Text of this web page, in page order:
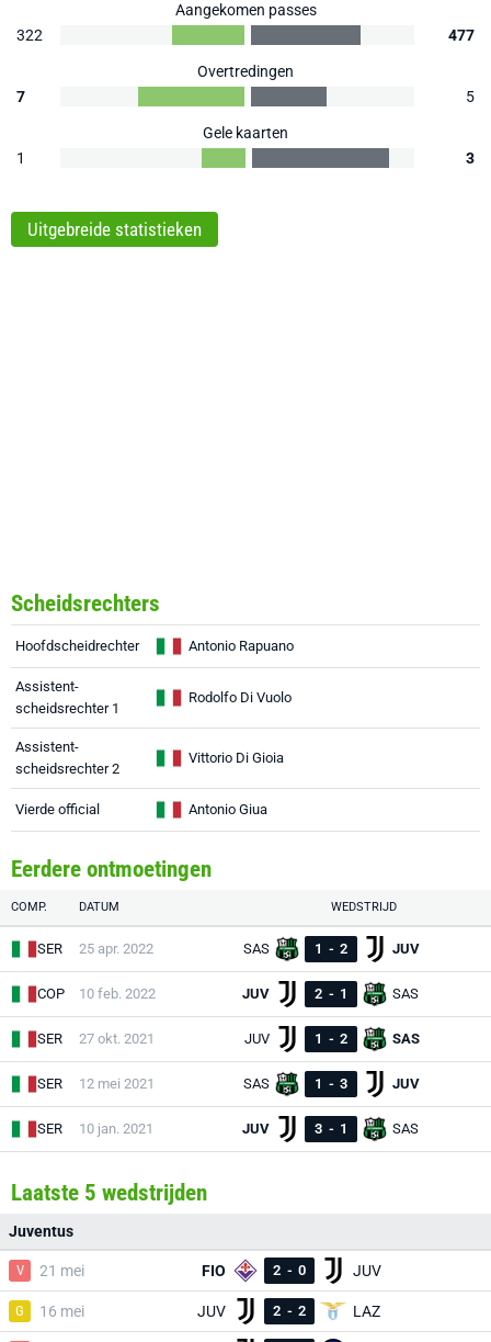
Aangekomen passes
322
477
Overtredingen
7
5
Gele kaarten
1
3
Uitgebreide statistieken
Scheidsrechters
Hoofdscheidrechter Antonio Rapuano
Assistent-
scheidsrechter 1
Rodolfo Di Vuolo
Assistent-
scheidsrechter 2
Vittorio Di Gioia
Vierde official Antonio Giua
Eerdere ontmoetingen
COMP. DATUM WEDSTRIJD
SER 25 apr. 2022 SAS 1 - 2 JUV
COP 10 feb. 2022 JUV 2 - 1 SAS
SER 27 okt. 2021 JUV 1 - 2 SAS
SER 12 mei 2021 SAS 1 - 3 JUV
SER 10 jan. 2021 JUV 3 - 1 SAS
Laatste 5 wedstrijden
Juventus
V 21 mei FIO 2 - 0 JUV
G 16 mei JUV 2 - 2 LAZ